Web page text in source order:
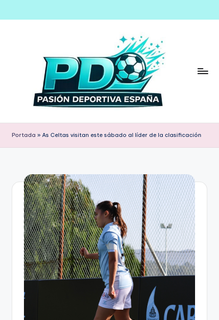
Saltar
Portada » As Celtas visitan este sábado al líder de la clasificación